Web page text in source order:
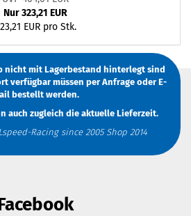
Nur 323,21 EUR
EUR pro Stk.
nicht mit Lagerbestand hinterlegt sind
verfügbar müssen per AnfrageoderE-
bestellt werden.
auch zugleich die aktuelle Lieferzeit.
Racing since 2005 Shop 2014